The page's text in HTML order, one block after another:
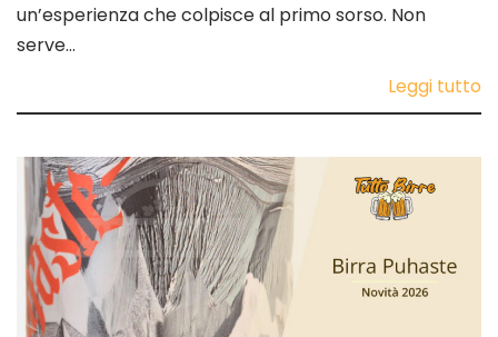
un’esperienza che colpisce al primo sorso. Non
serve…
Leggi tutto